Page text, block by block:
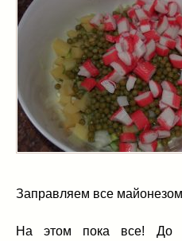
Заправляем все
На этом пока все! До